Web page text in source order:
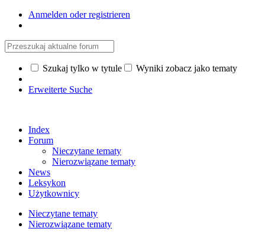
Anmelden oder registrieren
Szukaj tylko w tytule Wyniki zobacz jako tematy
Erweiterte Suche
Index
Forum
Nieczytane tematy
Nierozwiązane tematy
News
Leksykon
Użytkownicy
Nieczytane tematy
Nierozwiązane tematy